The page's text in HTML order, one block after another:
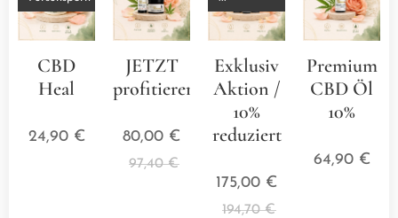
CBD
Heal
24,90€
JETZT
profitieren
80,00 €
97,40€
Exklusiv
Aktion /
10%
reduziert
⭐⭐⭐⭐⭐
175,00 €
194,70€
Premium
CBD Öl
10%
64,90€